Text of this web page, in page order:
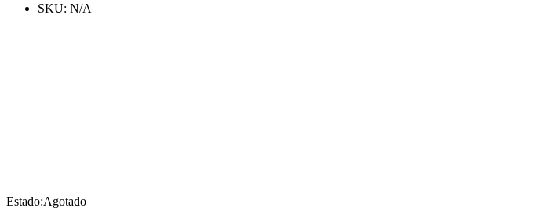
SKU: N/A
Estado:Agotado